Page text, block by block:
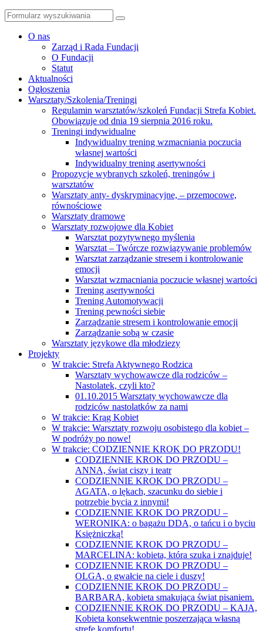
Szukaj
O nas
Zarząd i Rada Fundacji
O Fundacji
Statut
Aktualności
Ogłoszenia
Warsztaty/Szkolenia/Treningi
Regulamin warsztatów/szkoleń Fundacji Strefa Kobiet.
Obowiązuje od dnia 19 sierpnia 2016 roku.
Treningi indywidualne
Indywidualny trening wzmacniania poczucia
własnej wartości
Indywidualny trening asertywności
Propozycje wybranych szkoleń, treningów i
warsztatów
Warsztaty anty- dyskryminacyjne, – przemocowe,
równościowe
Warsztaty dramowe
Warsztaty rozwojowe dla Kobiet
Warsztat pozytywnego myślenia
Warsztat – Twórcze rozwiązywanie problemów
Warsztat zarządzanie stresem i kontrolowanie
emocji
Warsztat wzmacniania poczucie własnej wartości
Trening asertywności
Trening Automotywacji
Trening pewności siebie
Zarządzanie stresem i kontrolowanie emocji
Zarządzanie sobą w czasie
Warsztaty językowe dla młodziezy
Projekty
W trakcie: Strefa Aktywnego Rodzica
Warsztaty wychowawcze dla rodziców –
Nastolatek, czyli kto?
01.10.2015 Warsztaty wychowawcze dla
rodziców nastolatków za nami
W trakcie: Krąg Kobiet
W trakcie: Warsztaty rozwoju osobistego dla kobiet –
W podróży po nowe!
W trakcie: CODZIENNIE KROK DO PRZODU!
CODZIENNIE KROK DO PRZODU –
ANNA, świat ciszy i teatr
CODZIENNIE KROK DO PRZODU –
AGATA, o lękach, szacunku do siebie i
potrzebie bycia z innymi!
CODZIENNIE KROK DO PRZODU –
WERONIKA: o bagażu DDA, o tańcu i o byciu
Księżniczką!
CODZIENNIE KROK DO PRZODU –
MARCELINA: kobieta, która szuka i znajduje!
CODZIENNIE KROK DO PRZODU –
OLGA, o gwałcie na ciele i duszy!
CODZIENNIE KROK DO PRZODU –
BARBARA, kobieta smakująca świat pisaniem.
CODZIENNIE KROK DO PRZODU – KAJA,
Kobieta konsekwentnie poszerzająca własną
strefę komfortu!